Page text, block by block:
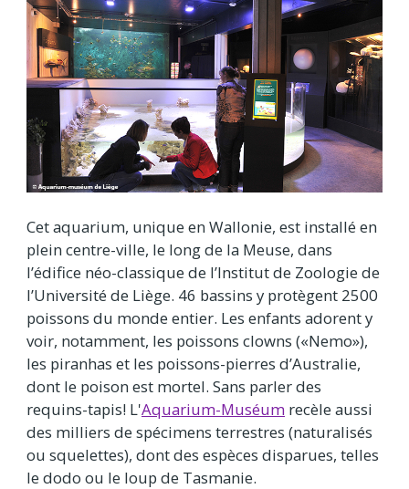
Cet aquarium, unique en Wallonie, est installé en
plein centre-ville, le long de la Meuse, dans
l’édifice néo-classique de l’Institut de Zoologie de
l’Université de Liège. 46 bassins y protègent 2500
poissons du monde entier. Les enfants adorent y
voir, notamment, les poissons clowns («Nemo»),
les piranhas et les poissons-pierres d’Australie,
dont le poison est mortel. Sans parler des
requins-tapis! L'Aquarium-Muséum recèle aussi
des milliers de spécimens terrestres (naturalisés
ou squelettes), dont des espèces disparues, telles
le dodo ou le loup de Tasmanie.